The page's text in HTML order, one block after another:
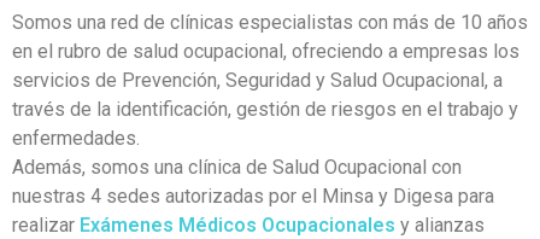
Somos una red de clínicas especialistas con más de 10 años
en el rubro de salud ocupacional, ofreciendo a empresas los
servicios de Prevención, Seguridad y Salud Ocupacional, a
través de la identificación, gestión de riesgos en el trabajo y
enfermedades.
Además, somos una clínica de Salud Ocupacional con
nuestras 4 sedes autorizadas por el Minsa y Digesa para
realizar Exámenes Médicos Ocupacionales y alianzas